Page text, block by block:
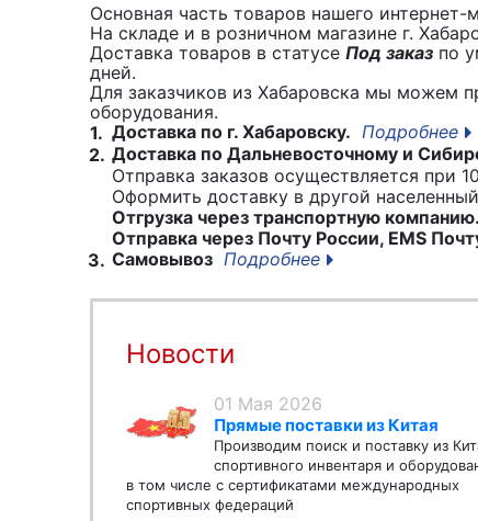
Основная часть товаров нашего
На складе и в розничном магазине г.
Доставка товаров в статусе Под заказ по
дней.
Для заказчиков из Хабаровска мы можем
оборудования.
1. Доставка по г. Хабаровску. Подробнее
2. Доставка по Дальневосточному и
Отправка заказов осуществляется при
Оформить доставку в другой
Отгрузка через транспортную компанию.
Отправка через Почту России, EMS
3. Самовывоз Подробнее
Новости
01 Мая 2026
Прямые поставки из Китая
Производим поиск и поставку из
спортивного инвентаря и
в том числе с сертификатами международных
спортивных федераций